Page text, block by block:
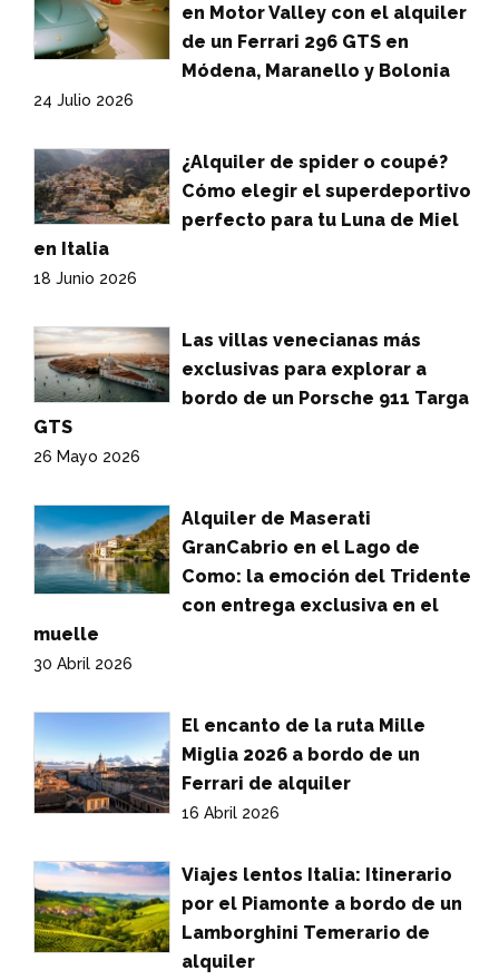
en Motor Valley con el alquiler
de un Ferrari 296 GTS en
Módena, Maranello y Bolonia
24 Julio 2026
¿Alquiler de spider o coupé?
Cómo elegir el superdeportivo
perfecto para tu Luna de Miel
en Italia
18 Junio 2026
Las villas venecianas más
exclusivas para explorar a
bordo de un Porsche 911 Targa
GTS
26 Mayo 2026
Alquiler de Maserati
GranCabrio en el Lago de
Como: la emoción del Tridente
con entrega exclusiva en el
muelle
30 Abril 2026
El encanto de la ruta Mille
Miglia 2026 a bordo de un
Ferrari de alquiler
16 Abril 2026
Viajes lentos Italia: Itinerario
por el Piamonte a bordo de un
Lamborghini Temerario de
alquiler